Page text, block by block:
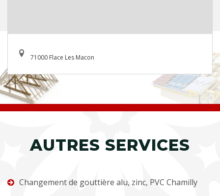
71000 Flace Les Macon
AUTRES SERVICES
Changement de gouttière alu, zinc, PVC Chamilly